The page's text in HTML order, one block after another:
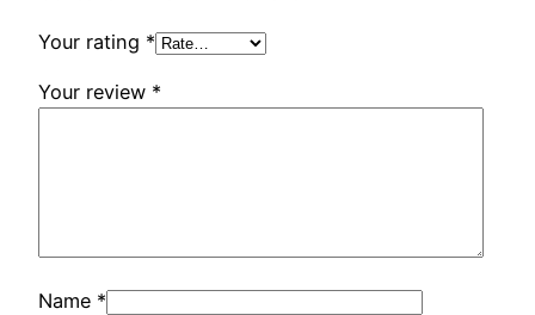
Your rating *
Your review *
Name *